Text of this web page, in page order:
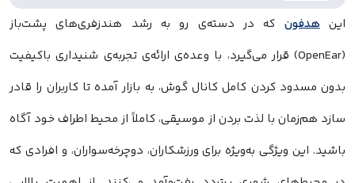
اینهدفون که در دسته‌ی رو به رشد هندزفری‌های پشت‌باز
(OpenEar) قرار می‌گیرد، با وعده‌ی ارائه‌ی تجربه‌ی شنیداری باکیفیت
بدون مسدود کردن کامل کانال گوش، به بازار آمده تا کاربران را قادر
سازد هم‌زمان با لذت بردن از موسیقی، کاملاً از محیط اطراف خود آگاه
باشید. این ویژگی به‌ویژه برای ورزشکاران، دوچرخه‌سواران، و افرادی که